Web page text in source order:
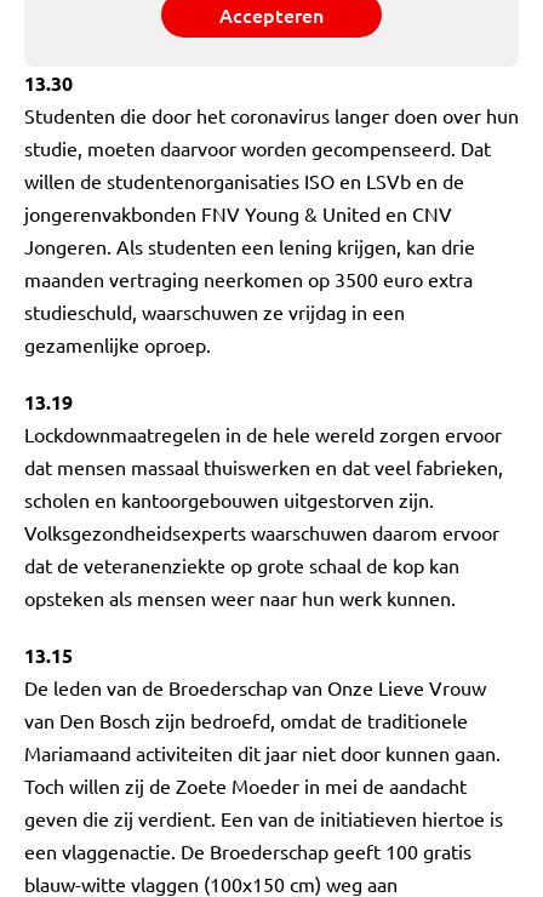
Accepteren
13.30
Studenten die door het coronavirus langer doen over hun
studie, moeten daarvoor worden gecompenseerd. Dat
willen de studentenorganisaties ISO en LSVb en de
jongerenvakbonden FNV Young & United en CNV
Jongeren. Als studenten een lening krijgen, kan drie
maanden vertraging neerkomen op 3500 euro extra
studieschuld, waarschuwen ze vrijdag in een
gezamenlijke oproep.
13.19
Lockdownmaatregelen in de hele wereld zorgen ervoor
dat mensen massaal thuiswerken en dat veel fabrieken,
scholen en kantoorgebouwen uitgestorven zijn.
Volksgezondheidsexperts waarschuwen daarom ervoor
dat de veteranenziekte op grote schaal de kop kan
opsteken als mensen weer naar hun werk kunnen.
13.15
De leden van de Broederschap van Onze Lieve Vrouw
van Den Bosch zijn bedroefd, omdat de traditionele
Mariamaand activiteiten dit jaar niet door kunnen gaan.
Toch willen zij de Zoete Moeder in mei de aandacht
geven die zij verdient. Een van de initiatieven hiertoe is
een vlaggenactie. De Broederschap geeft 100 gratis
blauw-witte vlaggen (100x150 cm) weg aan